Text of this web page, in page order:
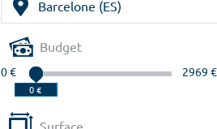
Budget
0 € 2969 €
Surface